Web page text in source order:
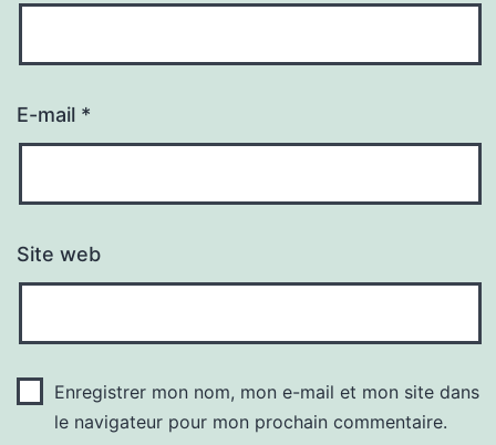
E-mail *
Site web
Enregistrer mon nom, mon e-mail et mon site dans
le navigateur pour mon prochain commentaire.